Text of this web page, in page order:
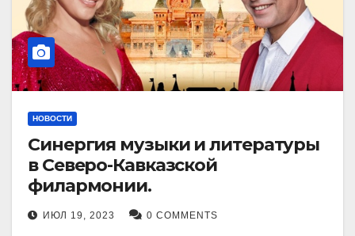
НОВОСТИ
Синергия музыки и литературы
в Северо-Кавказской
филармонии.
ИЮЛ 19, 2023 0 COMMENTS